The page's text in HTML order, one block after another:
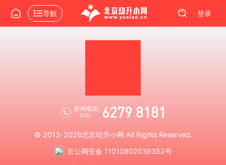
导航 登录
咨询电话:
010-
6279 8181
© 2013-2026北京幼升小网 All Rights Reserved.
京公网安备 11010802039352号